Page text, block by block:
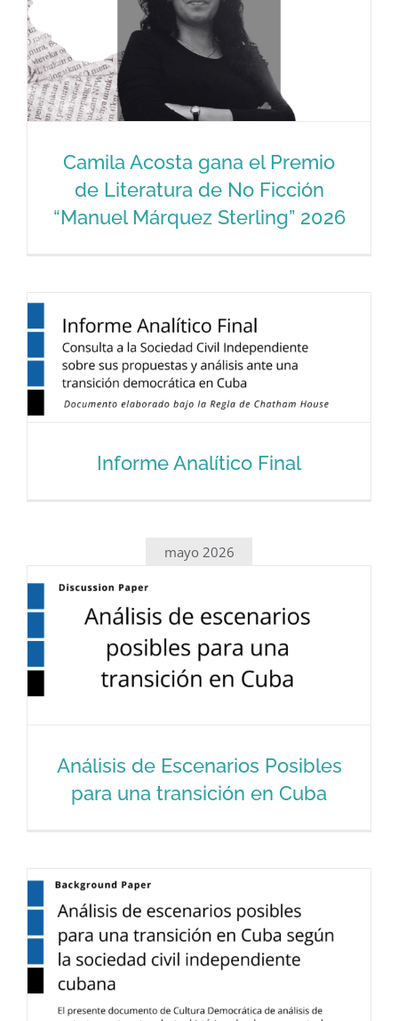
Literatura de No Ficción “Manuel
Márquez Sterling” 2026
Camila Acosta gana el Premio
de Literatura de No Ficción
“Manuel Márquez Sterling” 2026
Informe Analítico Final
mayo 2026
Análisis de Escenarios Posibles
para una transición en Cuba